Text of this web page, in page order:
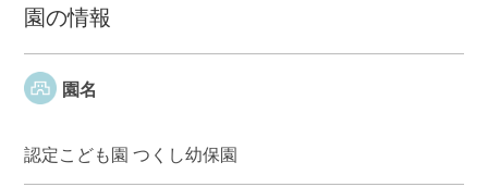
園の情報
園名
認定こども園 つくし幼保園